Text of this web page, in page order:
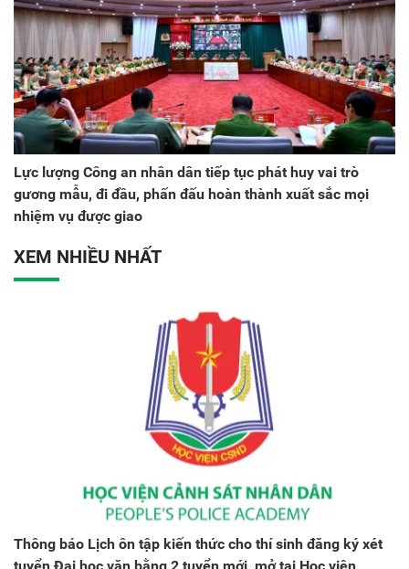
Lực lượng Công an nhân dân tiếp tục phát huy vai trò
gương mẫu, đi đầu, phấn đấu hoàn thành xuất sắc mọi
nhiệm vụ được giao
XEM NHIỀU NHẤT
Thông báo Lịch ôn tập kiến thức cho thí sinh đăng ký xét
tuyển Đại học văn bằng 2 tuyển mới, mở tại Học viện